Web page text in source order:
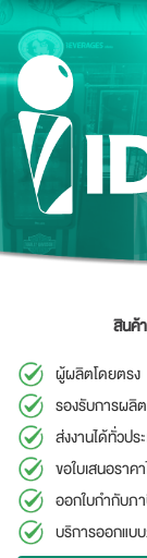
Skip
to
content
สินค้
ผู้ผลิตโดยตรง
รองรับการผลิ
ส่งงานได้ทั่วปร
ขอใบเสนอราค
ออกใบกำกับภ
บริการออกแบ